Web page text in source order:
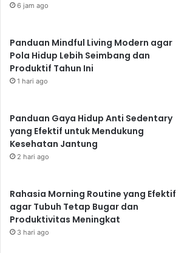
6 jam ago
Panduan Mindful Living Modern agar
Pola Hidup Lebih Seimbang dan
Produktif Tahun Ini
1 hari ago
Panduan Gaya Hidup Anti Sedentary
yang Efektif untuk Mendukung
Kesehatan Jantung
2 hari ago
Rahasia Morning Routine yang Efektif
agar Tubuh Tetap Bugar dan
Produktivitas Meningkat
3 hari ago